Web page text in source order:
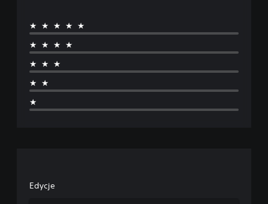
★★★★★
★★★★
★★★
★★
★
Edycje